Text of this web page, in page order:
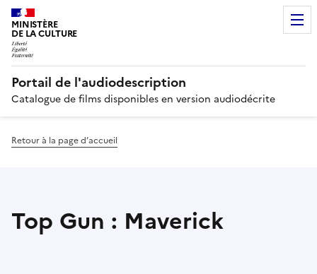
MINISTÈRE
DE LA CULTURE
Portail de l'audiodescription
Catalogue de films disponibles en version audiodécrite
Retour à la page d’accueil
Top Gun : Maverick